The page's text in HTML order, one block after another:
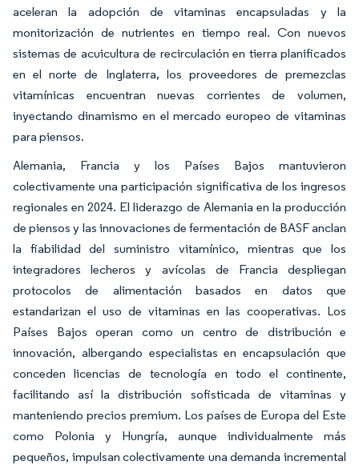
aceleran la adopción de vitaminas encapsuladas y la
monitorización de nutrientes en tiempo real. Con nuevos
sistemas de acuicultura de recirculación en tierra planificados
en el norte de Inglaterra, los proveedores de premezclas
vitamínicas encuentran nuevas corrientes de volumen,
inyectando dinamismo en el mercado europeo de vitaminas
para piensos.
Alemania, Francia y los Países Bajos mantuvieron
colectivamente una participación significativa de los ingresos
regionales en 2024. El liderazgo de Alemania en la producción
de piensos y las innovaciones de fermentación de BASF anclan
la fiabilidad del suministro vitamínico, mientras que los
integradores lecheros y avícolas de Francia despliegan
protocolos de alimentación basados en datos que
estandarizan el uso de vitaminas en las cooperativas. Los
Países Bajos operan como un centro de distribución e
innovación, albergando especialistas en encapsulación que
conceden licencias de tecnología en todo el continente,
facilitando así la distribución sofisticada de vitaminas y
manteniendo precios premium. Los países de Europa del Este
como Polonia y Hungría, aunque individualmente más
pequeños, impulsan colectivamente una demanda incremental